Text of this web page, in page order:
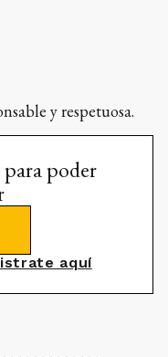
y respetuosa.
poder
aquí